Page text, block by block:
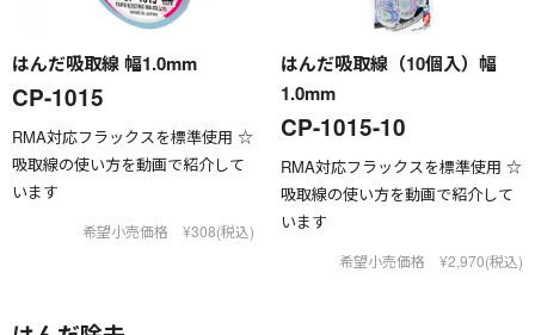
はんだ吸取線 幅1.0mm
CP-1015
RMA対応フラックスを標準使用 ☆
吸取線の使い方を動画で紹介して
います
希望小売価格 ¥308(税込)
はんだ吸取線（10個入）幅
1.0mm
CP-1015-10
RMA対応フラックスを標準使用 ☆
吸取線の使い方を動画で紹介して
います
希望小売価格 ¥2,970(税込)